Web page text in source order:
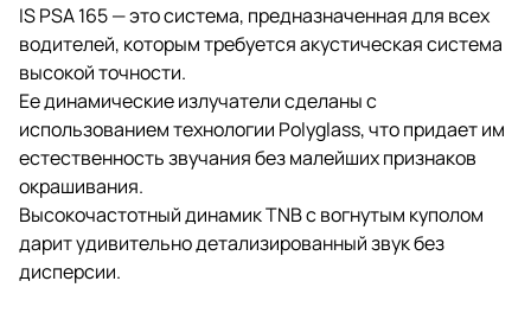
IS PSA 165 — это система, предназначенная для всех
водителей, которым требуется акустическая система
высокой точности.
Ее динамические излучатели сделаны с
использованием технологии Polyglass, что придает им
естественность звучания без малейших признаков
окрашивания.
Высокочастотный динамик TNB с вогнутым куполом
дарит удивительно детализированный звук без
дисперсии.